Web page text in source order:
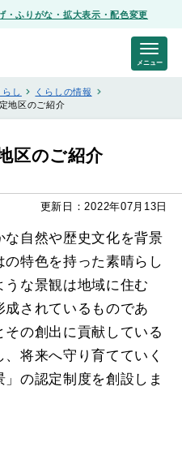
・ふりがな・拡大表示・配色変更
らし
くらしの情報
地区のご紹介
区のご紹介
更新日：2022年07月13日
自然や歴史文化を背景
特色を持った素晴らし
な景観は地域に住む
成されているものであ
の創出に貢献している
将来へ守り育てていく
の認定制度を創設しま
メニュー